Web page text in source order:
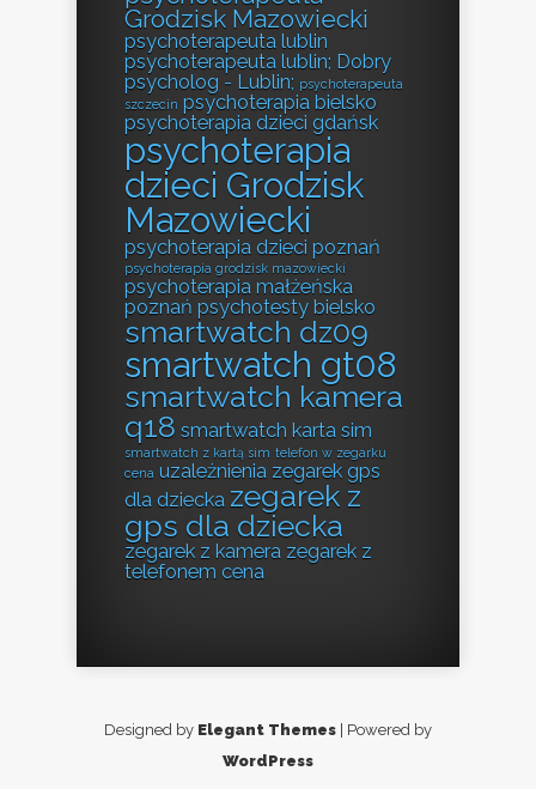
Grodzisk Mazowiecki
psychoterapeuta lublin
psychoterapeuta lublin; Dobry
psycholog - Lublin; psychoterapeuta
szczecin psychoterapia bielsko
psychoterapia dzieci gdańsk
psychoterapia
dzieci Grodzisk
Mazowiecki
psychoterapia dzieci poznań
psychoterapia grodzisk mazowiecki
psychoterapia małżeńska
poznań psychotesty bielsko
smartwatch dz09
smartwatch gt08
smartwatch kamera
q18 smartwatch karta sim
smartwatch z kartą sim telefon w zegarku
cena uzależnienia zegarek gps
dla dziecka zegarek z
gps dla dziecka
zegarek z kamera zegarek z
telefonem cena
Designed by Elegant Themes | Powered by
WordPress